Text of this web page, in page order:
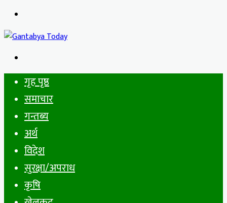
for
गृह पृष्ठ
समाचार
गन्तब्य
अर्थ
विदेश
सुरक्षा/अपराध
कृषि